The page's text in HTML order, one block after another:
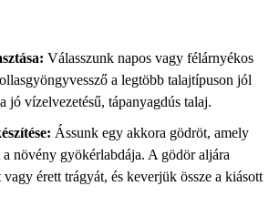
Válasszunk napos vagy félárnyékos
a legtöbb talajtípuson jól
jó vízelvezetésű, tápanyagdús talaj.
Ássunk egy akkora gödröt, amely
növény gyökérlabdája. A gödör aljára
érett trágyát, és keverjük össze a kiásott